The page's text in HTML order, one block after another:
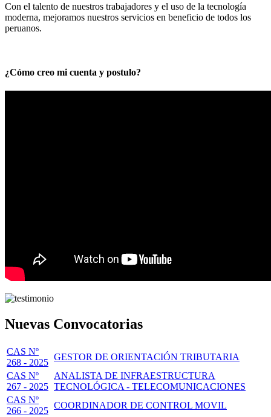
Con el talento de nuestros trabajadores y el uso de la tecnología
moderna, mejoramos nuestros servicios en beneficio de todos los
peruanos.
¿Cómo creo mi cuenta y postulo?
Nuevas Convocatorias
CAS Nº
268 - 2025
GESTOR DE ORIENTACIÓN TRIBUTARIA
CAS Nº
267 - 2025
ANALISTA DE INFRAESTRUCTURA
TECNOLÓGICA - TELECOMUNICACIONES
CAS Nº
266 - 2025
COORDINADOR DE CONTROL MOVIL